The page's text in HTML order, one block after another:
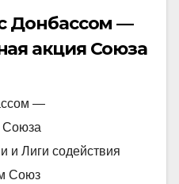
Донбассом —
акция Союза
России и
оборонным
—
Союза
и Лиги содействия
Союз